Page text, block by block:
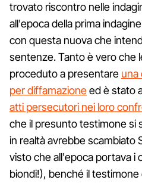
trovato riscontro nelle
all'epoca della prima
con questa nuova che
sentenze. Tanto è vero che
proceduto a presentare una
per diffamazioneed è stato
atti persecutori nei loro
che il presunto testimone si
in realtà avrebbe scambiato
visto che all'epoca portava i
biondi!), benché il testimone